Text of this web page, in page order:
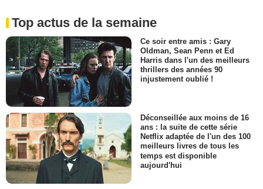
Top actus de la semaine
Ce soir entre amis : Gary
Oldman, Sean Penn et Ed
Harris dans l'un des meilleurs
thrillers des années 90
injustement oublié !
Déconseillée aux moins de 16
ans : la suite de cette série
Netflix adaptée de l'un des 100
meilleurs livres de tous les
temps est disponible
aujourd'hui